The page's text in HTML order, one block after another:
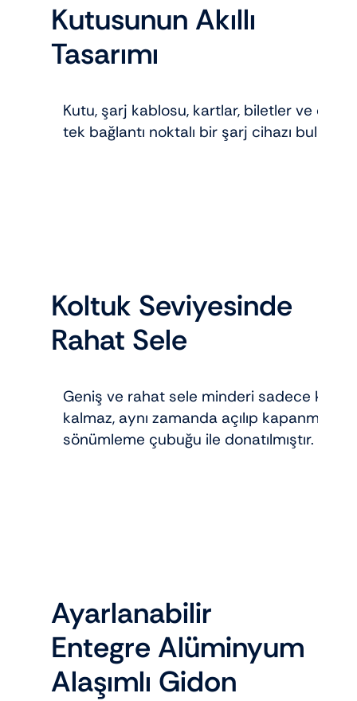
Kutusunun Akıllı
Tasarımı
Kutu, şarj kablosu, kartlar, biletler ve
tek bağlantı noktalı bir şarj cihazı bulunur.
Koltuk Seviyesinde
Rahat Sele
Geniş ve rahat sele minderi sadece
kalmaz, aynı zamanda açılıp
sönümleme çubuğu ile donatılmıştır.
Ayarlanabilir
Entegre Alüminyum
Alaşımlı Gidon